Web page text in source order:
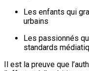
Les enfants qui
urbains
Les passionnés
standards
Il est la preuve que